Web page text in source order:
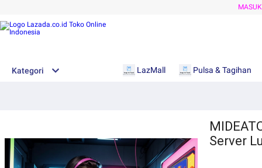
Kategori LazMall Pulsa & Tagihan
Server